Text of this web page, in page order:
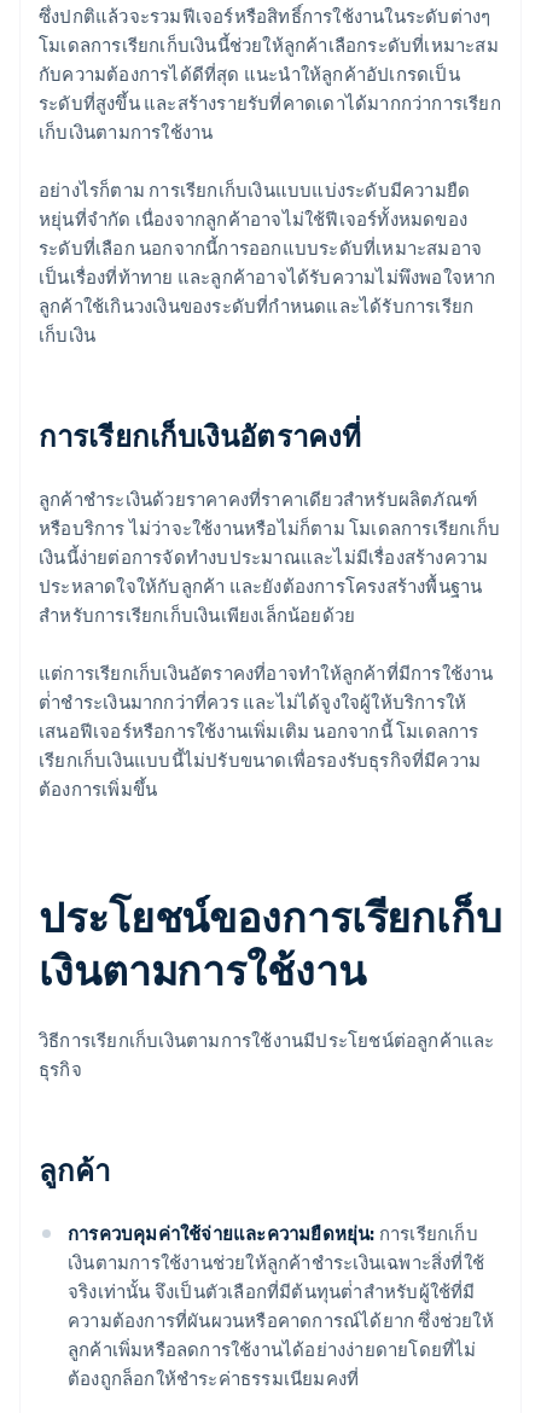
ซึ่งปกติแล้วจะรวมฟีเจอร์หรือสิทธิ์การใช้งานในระดับต่างๆ
โมเดลการเรียกเก็บเงินนี้ช่วยให้ลูกค้าเลือกระดับที่เหมาะสม
กับความต้องการได้ดีที่สุด แนะนําให้ลูกค้าอัปเกรดเป็น
ระดับที่สูงขึ้น และสร้างรายรับที่คาดเดาได้มากกว่าการเรียก
เก็บเงินตามการใช้งาน
อย่างไรก็ตาม การเรียกเก็บเงินแบบแบ่งระดับมีความยืด
หยุ่นที่จํากัด เนื่องจากลูกค้าอาจไม่ใช้ฟีเจอร์ทั้งหมดของ
ระดับที่เลือก นอกจากนี้การออกแบบระดับที่เหมาะสมอาจ
เป็นเรื่องที่ท้าทาย และลูกค้าอาจได้รับความไม่พึงพอใจหาก
ลูกค้าใช้เกินวงเงินของระดับที่กําหนดและได้รับการเรียก
เก็บเงิน
การเรียกเก็บเงินอัตราคงที่
ลูกค้าชําระเงินด้วยราคาคงที่ราคาเดียวสําหรับผลิตภัณฑ์
หรือบริการ ไม่ว่าจะใช้งานหรือไม่ก็ตาม โมเดลการเรียกเก็บ
เงินนี้ง่ายต่อการจัดทํางบประมาณและไม่มีเรื่องสร้างความ
ประหลาดใจให้กับลูกค้า และยังต้องการโครงสร้างพื้นฐาน
สําหรับการเรียกเก็บเงินเพียงเล็กน้อยด้วย
แต่การเรียกเก็บเงินอัตราคงที่อาจทําให้ลูกค้าที่มีการใช้งาน
ต่ําชําระเงินมากกว่าที่ควร และไม่ได้จูงใจผู้ให้บริการให้
เสนอฟีเจอร์หรือการใช้งานเพิ่มเติม นอกจากนี้ โมเดลการ
เรียกเก็บเงินแบบนี้ไม่ปรับขนาดเพื่อรองรับธุรกิจที่มีความ
ต้องการเพิ่มขึ้น
ประโยชน์ของการเรียกเก็บ
เงินตามการใช้งาน
วิธีการเรียกเก็บเงินตามการใช้งานมีประโยชน์ต่อลูกค้าและ
ธุรกิจ
ลูกค้า
การควบคุมค่าใช้จ่ายและความยืดหยุ่น: การเรียกเก็บ
เงินตามการใช้งานช่วยให้ลูกค้าชําระเงินเฉพาะสิ่งที่ใช้
จริงเท่านั้น จึงเป็นตัวเลือกที่มีต้นทุนต่ําสําหรับผู้ใช้ที่มี
ความต้องการที่ผันผวนหรือคาดการณ์ได้ยาก ซึ่งช่วยให้
ลูกค้าเพิ่มหรือลดการใช้งานได้อย่างง่ายดายโดยที่ไม่
ต้องถูกล็อกให้ชำระค่าธรรมเนียมคงที่